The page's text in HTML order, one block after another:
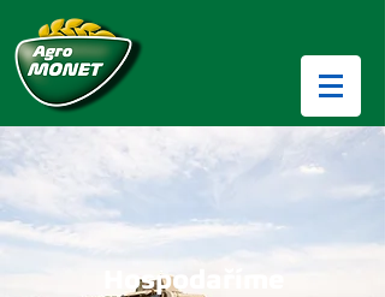
Hospodaříme